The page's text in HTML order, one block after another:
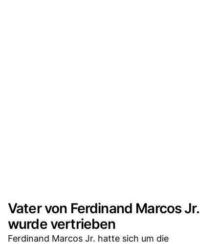
Vater von Ferdinand Marcos Jr.
wurde vertrieben
Ferdinand Marcos Jr. hatte sich um die